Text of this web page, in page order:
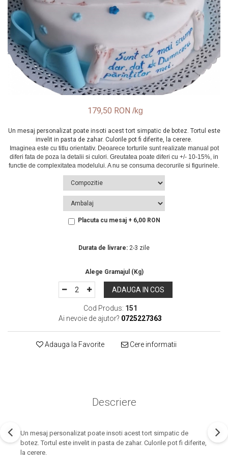
179,50 RON
Un mesaj personalizat poate insoti acest tort simpatic de botez. Tortul este
invelit in pasta de zahar. Culorile pot fi diferite, la cerere.
Placuta cu mesaj + 6,00 RON
Durata de livrare: 2-3 zile
ADAUGA IN COS
Cod Produs: 151
Ai nevoie de ajutor? 0725227363
Adauga la Favorite Cere informatii
Descriere
Un mesaj personalizat poate insoti acest tort simpatic de
botez. Tortul este invelit in pasta de zahar. Culorile pot fi diferite,
la cerere.